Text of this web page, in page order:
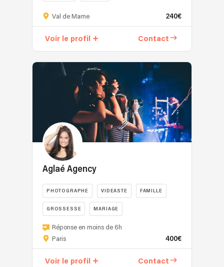
Val de Marne 240€
Voir le profil Contact
Aglaé Agency
PHOTOGRAPHE VIDEASTE FAMILLE
GROSSESSE MARIAGE
Réponse en moins de 6h
Paris
400€
Voir le profil Contact